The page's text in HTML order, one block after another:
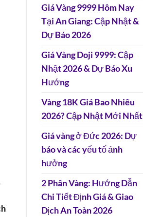
Giá Vàng 9999 Hôm Nay
Tại An Giang: Cập Nhật &
Dự Báo 2026
Giá Vàng Doji 9999: Cập
Nhật 2026 & Dự Báo Xu
Hướng
Vàng 18K Giá Bao Nhiêu
2026? Cập Nhật Mới Nhất
Giá vàng ở Đức 2026: Dự
báo và các yếu tố ảnh
hưởng
2 Phân Vàng: Hướng Dẫn
Chi Tiết Định Giá & Giao
Dịch An Toàn 2026